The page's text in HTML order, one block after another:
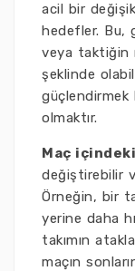
acil bir
hedefler. Bu,
veya taktiğin
şeklinde
olmaktır.
Maç
değiştirebilir
Örneğin, bir
yerine daha
takımın
maçın